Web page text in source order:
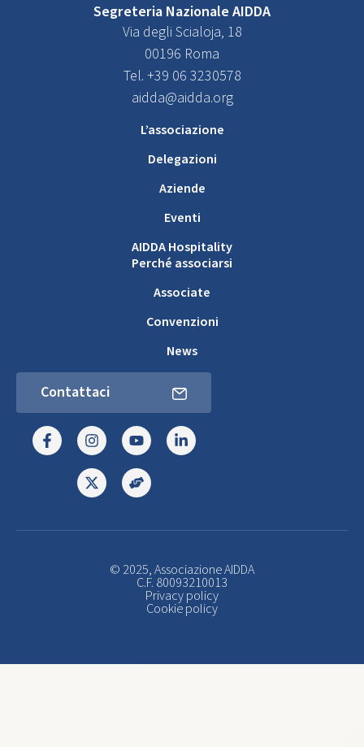
Segreteria Nazionale AIDDA
Via degli Scialoja, 18
00196 Roma
Tel. +39 06 3230578
aidda@aidda.org
L’associazione
Delegazioni
Aziende
Eventi
AIDDA Hospitality
Perché associarsi
Associate
Convenzioni
News
Contattaci
© 2025, Associazione AIDDA
C.F. 80093210013
Privacy policy
Cookie policy